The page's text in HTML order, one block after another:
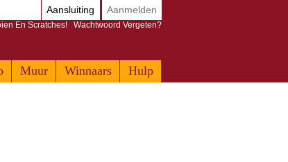
Muur Winnaars Hulp
Aansluiting Aanmelden
En Scratches! Wachtwoord Vergeten?